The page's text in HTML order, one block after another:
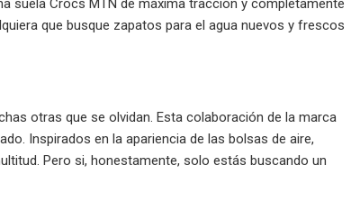
que busque zapatos para el agua nuevos y frescos
otras que se olvidan. Esta colaboración de la marca
Inspirados en la apariencia de las bolsas de aire,
Pero si, honestamente, solo estás buscando un